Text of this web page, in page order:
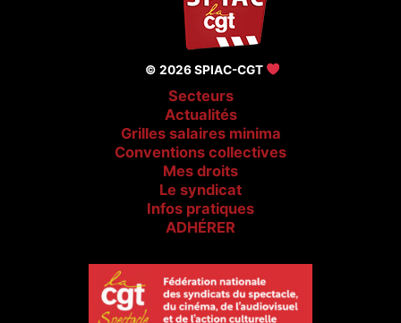
© 2026 SPIAC-CGT
Secteurs
Actualités
Grilles salaires minima
Conventions collectives
Mes droits
Le syndicat
Infos pratiques
ADHÉRER